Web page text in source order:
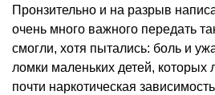
Пронзительно и на разрыв
очень много важного передать
смогли, хотя пытались: боль и
ломки маленьких детей, которых
почти наркотическая